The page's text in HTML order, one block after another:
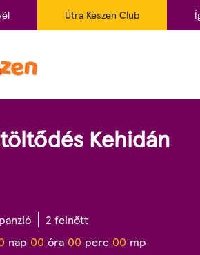
Útra Készen Club
Kehidán
2 felnőtt
nap 00 óra 00 perc 00 mp